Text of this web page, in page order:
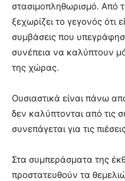
στασιμοπληθωρισμό. Από
ξεχωρίζει το γεγονός ότι
συμβάσεις που
συνέπεια να καλύπτουν
της χώρας.
Ουσιαστικά είναι πάνω
δεν καλύπτονται από τις
συνεπάγεται για τις
Στα συμπεράσματα της
προστατευθούν τα